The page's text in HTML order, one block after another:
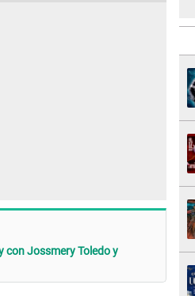
con Jossmery Toledo y